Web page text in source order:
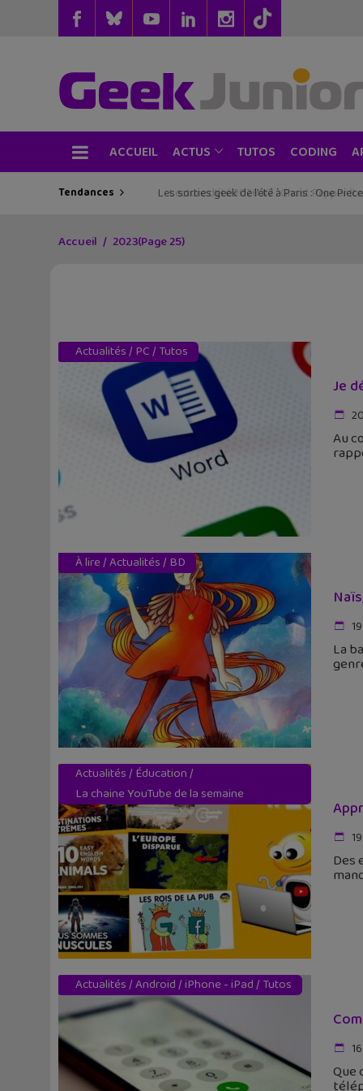
ACCUEIL ACTUS TUTOS CODING
Tendances Les sorties geek de l’été à Paris : One
Accueil 2023(Page 25)
Actualités/ PC/ Tutos
Je
Au
À lire/Actualités/ BD
La
Actualités/ Éducation/
La chaine YouTube de la semaine
Des
Actualités/Android/iPhone - iPad/ Tutos
Que